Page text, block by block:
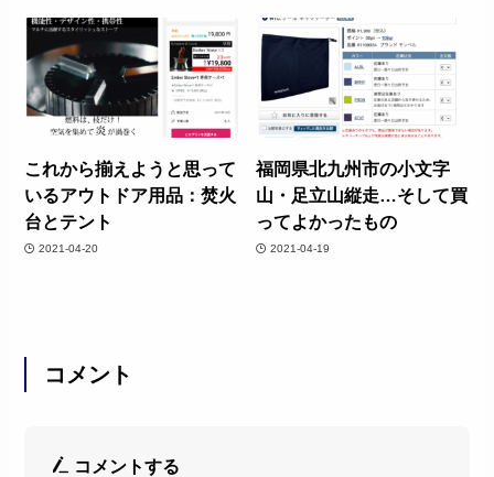
これから揃えようと思って
いるアウトドア用品：焚火
台とテント
2021-04-20
福岡県北九州市の小文字
山・足立山縦走…そして買
ってよかったもの
2021-04-19
コメント
コメントする